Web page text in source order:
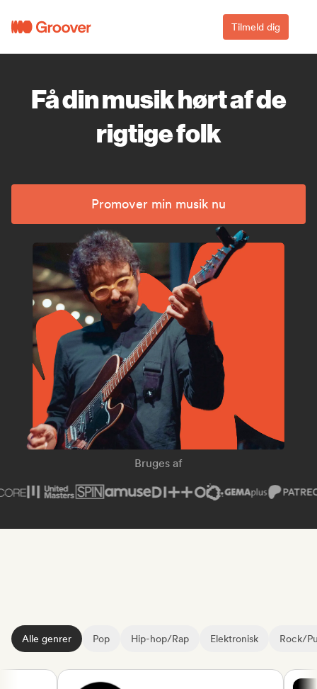
Tilmeld dig
Få din musik hørt af de
rigtige folk
Promover min musik nu
SPIN Magazine
Bruges af
Alle genrer Pop Hip-hop/Rap Elektronisk Rock/